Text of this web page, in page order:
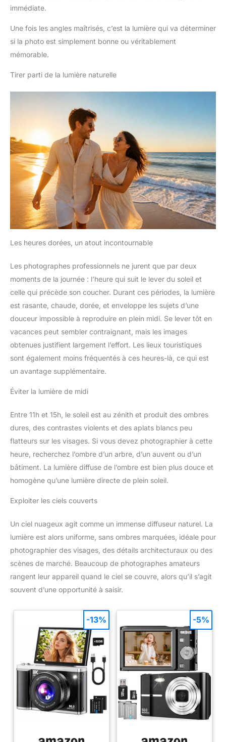
immédiate.
Une fois les angles maîtrisés, c’est la lumière qui va déterminer
si la photo est simplement bonne ou véritablement
mémorable.
Tirer parti de la lumière naturelle
Les heures dorées, un atout incontournable
Les photographes professionnels ne jurent que par deux
moments de la journée : l’heure qui suit le lever du soleil et
celle qui précède son coucher. Durant ces périodes, la lumière
est rasante, chaude, dorée, et enveloppe les sujets d’une
douceur impossible à reproduire en plein midi. Se lever tôt en
vacances peut sembler contraignant, mais les images
obtenues justifient largement l’effort. Les lieux touristiques
sont également moins fréquentés à ces heures-là, ce qui est
un avantage supplémentaire.
Éviter la lumière de midi
Entre 11h et 15h, le soleil est au zénith et produit des ombres
dures, des contrastes violents et des aplats blancs peu
flatteurs sur les visages. Si vous devez photographier à cette
heure, recherchez l’ombre d’un arbre, d’un auvent ou d’un
bâtiment. La lumière diffuse de l’ombre est bien plus douce et
homogène qu’une lumière directe de plein soleil.
Exploiter les ciels couverts
Un ciel nuageux agit comme un immense diffuseur naturel. La
lumière est alors uniforme, sans ombres marquées, idéale pour
photographier des visages, des détails architecturaux ou des
scènes de marché. Beaucoup de photographes amateurs
rangent leur appareil quand le ciel se couvre, alors qu’il s’agit
souvent d’une opportunité à saisir.
-13% -5%